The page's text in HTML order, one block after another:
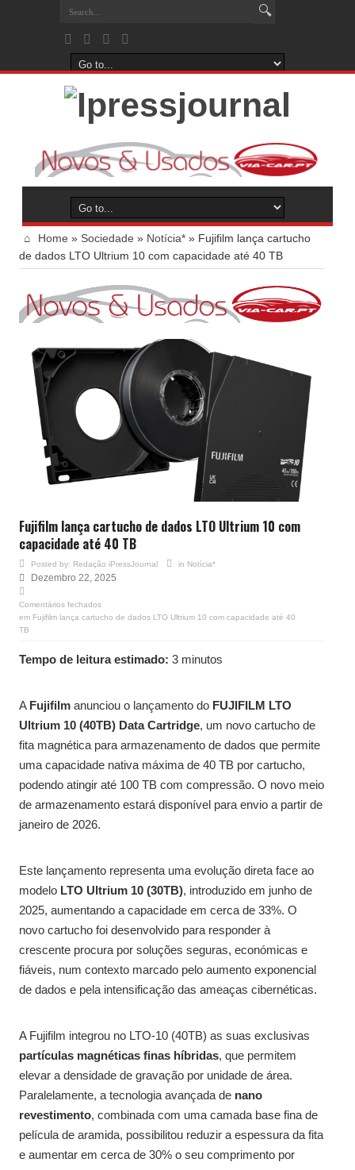
Home » Sociedade » Notícia* » Fujifilm lança cartucho
de dados LTO Ultrium 10 com capacidade até 40 TB
Fujifilm lança cartucho de dados LTO Ultrium 10 com
capacidade até 40 TB
Posted by: Redação iPressJournal in Notícia*
Dezembro 22, 2025
Comentários fechados
em Fujifilm lança cartucho de dados LTO Ultrium 10 com capacidade até 40
TB
Tempo de leitura estimado: 3 minutos
A Fujifilm anunciou o lançamento do FUJIFILM LTO
Ultrium 10 (40TB) Data Cartridge, um novo cartucho de
fita magnética para armazenamento de dados que permite
uma capacidade nativa máxima de 40 TB por cartucho,
podendo atingir até 100 TB com compressão. O novo meio
de armazenamento estará disponível para envio a partir de
janeiro de 2026.
Este lançamento representa uma evolução direta face ao
modelo LTO Ultrium 10 (30TB), introduzido em junho de
2025, aumentando a capacidade em cerca de 33%. O
novo cartucho foi desenvolvido para responder à
crescente procura por soluções seguras, económicas e
fiáveis, num contexto marcado pelo aumento exponencial
de dados e pela intensificação das ameaças cibernéticas.
A Fujifilm integrou no LTO-10 (40TB) as suas exclusivas
partículas magnéticas finas híbridas, que permitem
elevar a densidade de gravação por unidade de área.
Paralelamente, a tecnologia avançada de nano
revestimento, combinada com uma camada base fina de
película de aramida, possibilitou reduzir a espessura da fita
e aumentar em cerca de 30% o seu comprimento por